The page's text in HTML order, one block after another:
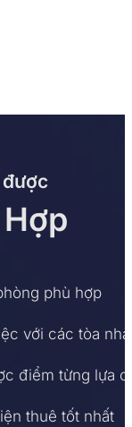
phù hợp
với các tòa nhà
điểm từng lựa
thuê tốt nhất